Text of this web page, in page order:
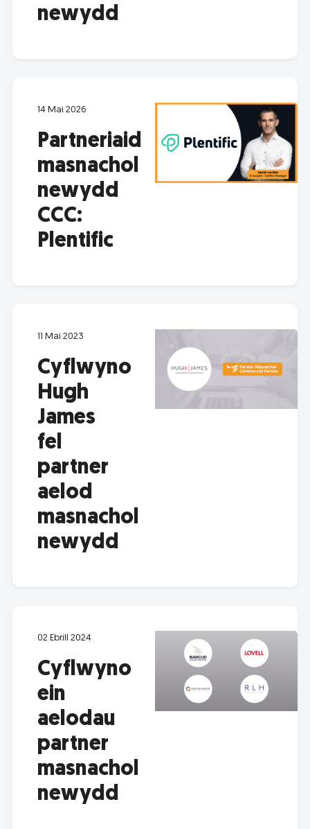
newydd
14 Mai 2026
Partneriaid
masnachol
newydd
CCC:
Plentific
11 Mai 2023
Cyflwyno
Hugh
James
fel
partner
aelod
masnachol
newydd
02 Ebrill 2024
Cyflwyno
ein
aelodau
partner
masnachol
newydd